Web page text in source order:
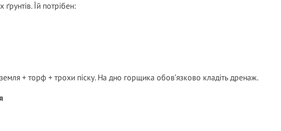
Їй потрібен:
+ торф + трохи піску. На дно горщика обов’язково кладіть дренаж.